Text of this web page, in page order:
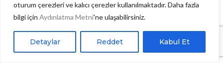
oturum çerezleri ve kalıcı çerezler kullanılmaktadır. Daha fazla
bilgi için Aydınlatma Metni'ne ulaşabilirsiniz.
Detaylar Reddet Kabul Et